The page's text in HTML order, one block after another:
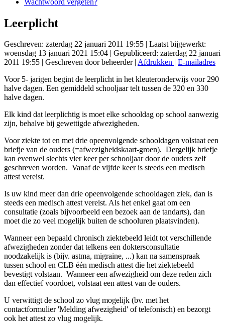
Leerplicht
Geschreven: zaterdag 22 januari 2011 19:55 | Laatst bijgewerkt:
woensdag 13 januari 2021 15:04 | Gepubliceerd: zaterdag 22 januari
2011 19:55 | Geschreven door beheerder| Afdrukken | E-mailadres
Voor 5- jarigen begint de leerplicht in het kleuteronderwijs voor 290
halve dagen. Een gemiddeld schooljaar telt tussen de 320 en 330
halve dagen.
Elk kind dat leerplichtig is moet elke schooldag op school aanwezig
zijn, behalve bij gewettigde afwezigheden.
Voor ziekte tot en met drie opeenvolgende schooldagen volstaat een
briefje van de ouders (=afwezigheidskaart-groen). Dergelijk briefje
kan evenwel slechts vier keer per schooljaar door de ouders zelf
geschreven worden. Vanaf de vijfde keer is steeds een medisch
attest vereist.
Is uw kind meer dan drie opeenvolgende schooldagen ziek, dan is
steeds een medisch attest vereist. Als het enkel gaat om een
consultatie (zoals bijvoorbeeld een bezoek aan de tandarts), dan
moet die zo veel mogelijk buiten de schooluren plaatsvinden).
Wanneer een bepaald chronisch ziektebeeld leidt tot verschillende
afwezigheden zonder dat telkens een doktersconsultatie
noodzakelijk is (bijv. astma, migraine, ...) kan na samenspraak
tussen school en CLB één medisch attest die het ziektebeeld
bevestigt volstaan. Wanneer een afwezigheid om deze reden zich
dan effectief voordoet, volstaat een attest van de ouders.
U verwittigt de school zo vlug mogelijk (bv. met het
contactformulier 'Melding afwezigheid' of telefonisch) en bezorgt
ook het attest zo vlug mogelijk.